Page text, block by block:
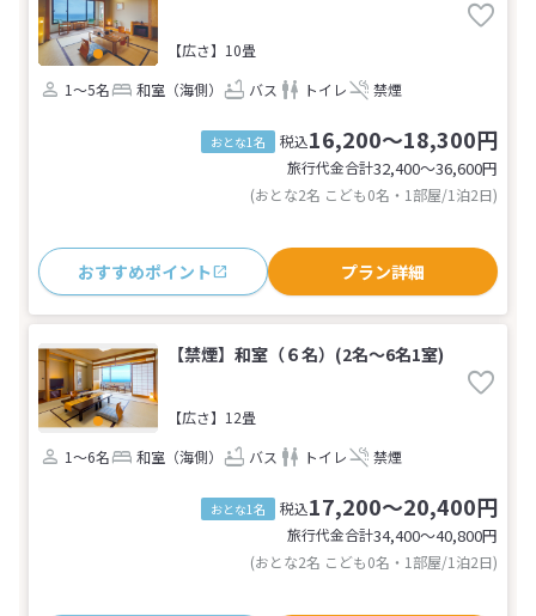
【広さ】10畳
1～5名
和室（海側） バス トイレ 禁煙
おとな1名 税込16,200～18,300円
旅行代金合計32,400〜36,600円
(おとな2名 こども0名・1部屋/1泊2日)
おすすめポイント プラン詳細
【禁煙】和室（６名）(2名～6名1室)
【広さ】12畳
1～6名
和室（海側） バス トイレ 禁煙
おとな1名 税込17,200～20,400円
旅行代金合計34,400〜40,800円
(おとな2名 こども0名・1部屋/1泊2日)